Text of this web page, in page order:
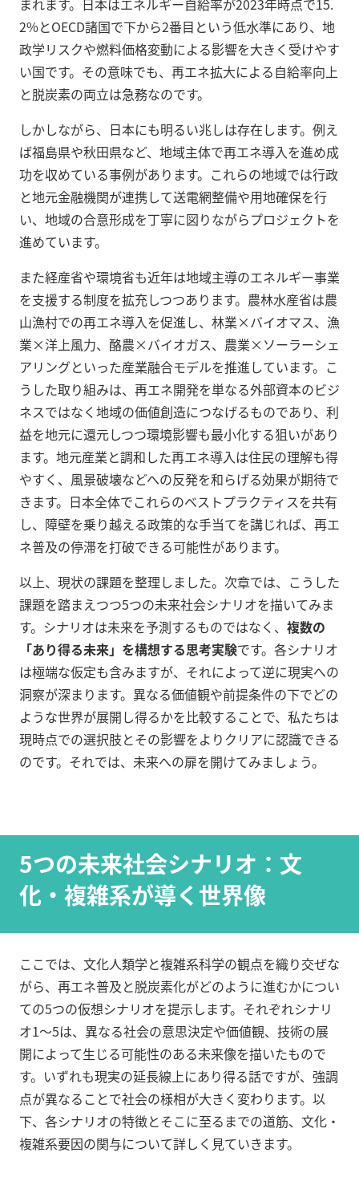
まれます。日本はエネルギー自給率が2023年時点で15.
2%とOECD諸国で下から2番目という低水準にあり、地
政学リスクや燃料価格変動による影響を大きく受けやす
い国です。その意味でも、再エネ拡大による自給率向上
と脱炭素の両立は急務なのです。
しかしながら、日本にも明るい兆しは存在します。例え
ば福島県や秋田県など、地域主体で再エネ導入を進め成
功を収めている事例があります。これらの地域では行政
と地元金融機関が連携して送電網整備や用地確保を行
い、地域の合意形成を丁寧に図りながらプロジェクトを
進めています。
また経産省や環境省も近年は地域主導のエネルギー事業
を支援する制度を拡充しつつあります。農林水産省は農
山漁村での再エネ導入を促進し、林業×バイオマス、漁
業×洋上風力、酪農×バイオガス、農業×ソーラーシェ
アリングといった産業融合モデルを推進しています。こ
うした取り組みは、再エネ開発を単なる外部資本のビジ
ネスではなく地域の価値創造につなげるものであり、利
益を地元に還元しつつ環境影響も最小化する狙いがあり
ます。地元産業と調和した再エネ導入は住民の理解も得
やすく、風景破壊などへの反発を和らげる効果が期待で
きます。日本全体でこれらのベストプラクティスを共有
し、障壁を乗り越える政策的な手当てを講じれば、再エ
ネ普及の停滞を打破できる可能性があります。
以上、現状の課題を整理しました。次章では、こうした
課題を踏まえつつ5つの未来社会シナリオを描いてみま
す。シナリオは未来を予測するものではなく、 複数の
「あり得る未来」を構想する思考実験です。各シナリオ
は極端な仮定も含みますが、それによって逆に現実への
洞察が深まります。異なる価値観や前提条件の下でどの
ような世界が展開し得るかを比較することで、私たちは
現時点での選択肢とその影響をよりクリアに認識できる
のです。それでは、未来への扉を開けてみましょう。
5つの未来社会シナリオ：文
化・複雑系が導く世界像
ここでは、文化人類学と複雑系科学の観点を織り交ぜな
がら、再エネ普及と脱炭素化がどのように進むかについ
ての5つの仮想シナリオを提示します。それぞれシナリ
オ1～5は、異なる社会の意思決定や価値観、技術の展
開によって生じる可能性のある未来像を描いたもので
す。いずれも現実の延長線上にあり得る話ですが、強調
点が異なることで社会の様相が大きく変わります。以
下、各シナリオの特徴とそこに至るまでの道筋、文化・
複雑系要因の関与について詳しく見ていきます。